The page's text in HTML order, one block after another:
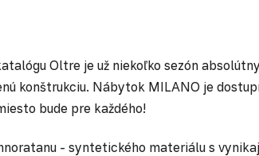
Oltre je už niekoľko sezón
konštrukciu. Nábytok MILANO je
bude pre každého!
- syntetického materiálu s